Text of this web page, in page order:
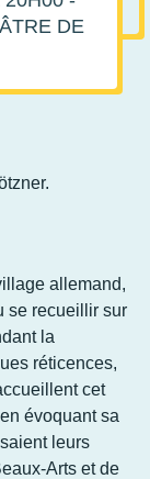
DE
.
allemand,
se recueillir sur
la
réticences,
cet
évoquant sa
leurs
Arts et de